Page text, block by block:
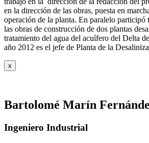
en la dirección de las obras, puesta en
operación de la planta. En paralelo participó
las obras de construcción de dos plantas
tratamiento del agua del acuífero del Delta
año 2012 es el jefe de Planta de la
x
Bartolomé Marín
Ingeniero Industrial